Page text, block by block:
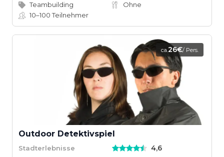
Teambuilding
Ohne
10–100Teilnehmer
ca.26€/ Pers.
Outdoor Detektivspiel
Stadterlebnisse 4,6